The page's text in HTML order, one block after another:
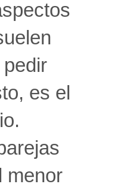
es el
menor